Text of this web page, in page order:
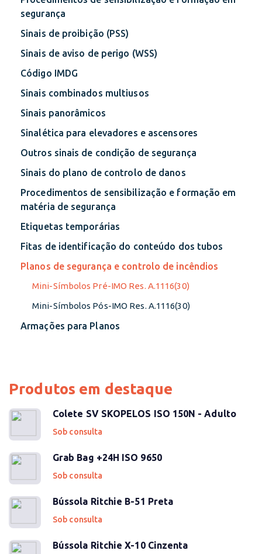
segurança
Sinais de proibição (PSS)
Sinais de aviso de perigo (WSS)
Código IMDG
Sinais combinados multiusos
Sinais panorâmicos
Sinalética para elevadores e ascensores
Outros sinais de condição de segurança
Sinais do plano de controlo de danos
Procedimentos de sensibilização e formação em
matéria de segurança
Etiquetas temporárias
Fitas de identificação do conteúdo dos tubos
Planos de segurança e controlo de incêndios
Mini-Símbolos Pré-IMO Res. A.1116(30)
Mini-Símbolos Pós-IMO Res. A.1116(30)
Armações para Planos
Produtos em destaque
Colete SV SKOPELOS ISO 150N - Adulto
Sob consulta
Grab Bag +24H ISO 9650
Sob consulta
Bússola Ritchie B-51 Preta
Sob consulta
Bússola Ritchie X-10 Cinzenta